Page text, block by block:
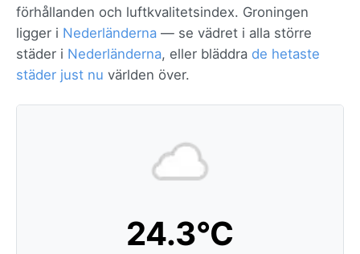
förhållanden och luftkvalitetsindex. Groningen
ligger i Nederländerna — se vädret i alla större
städer i Nederländerna, eller bläddra de hetaste
städer just nu världen över.
24.3°C